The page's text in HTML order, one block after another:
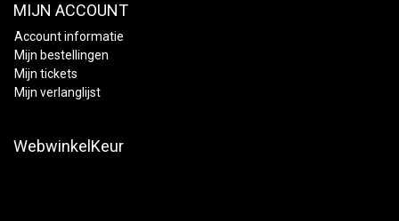
MIJN ACCOUNT
Account informatie
Mijn bestellingen
Mijn tickets
Mijn verlanglijst
WebwinkelKeur